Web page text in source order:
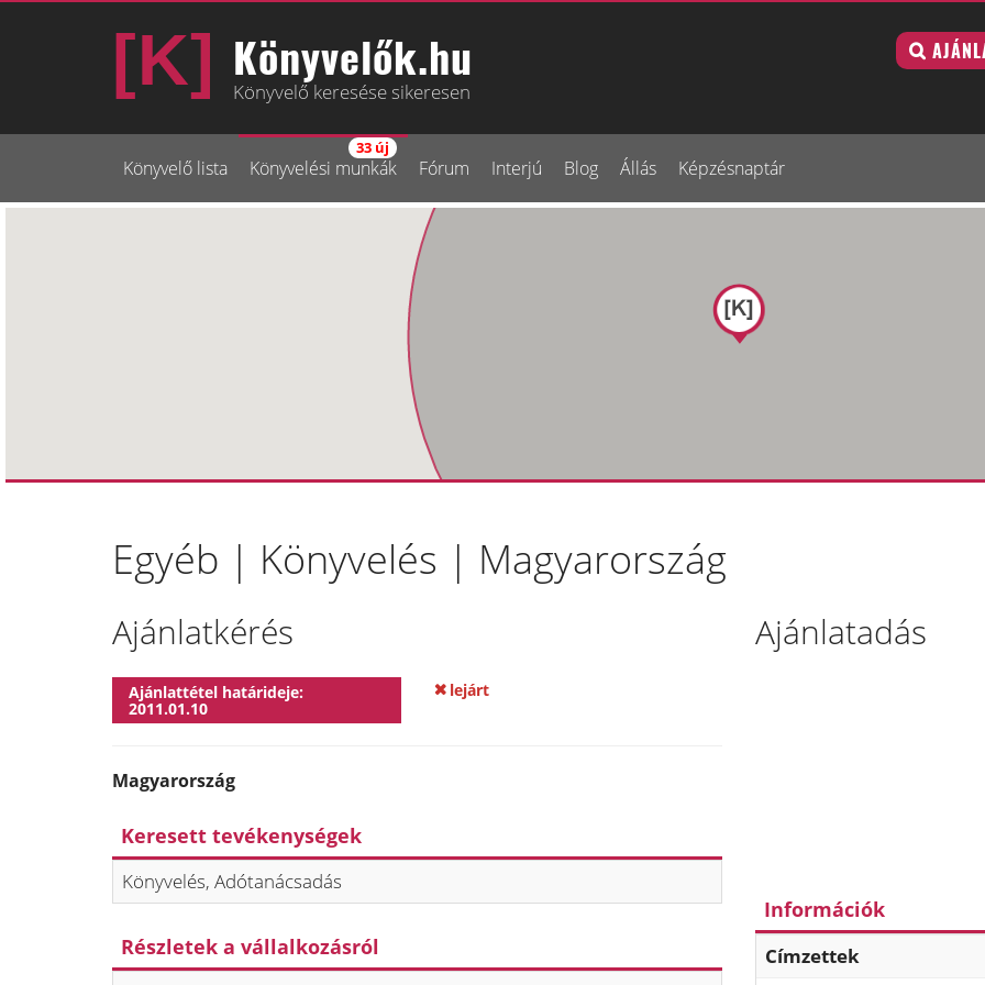
Könyvelők.hu
Könyvelő keresése sikeresen
Könyvelő lista Könyvelési munkák
33 új
Fórum Interjú Blog Állás Képzésnaptár
Egyéb | Könyvelés | Magyarország
Ajánlatkérés
Ajánlattétel határideje:
2011.01.10
lejárt
Magyarország
Keresett tevékenységek
Könyvelés, Adótanácsadás
Részletek a vállalkozásról
Ajánlatadás
Információk
Címzettek